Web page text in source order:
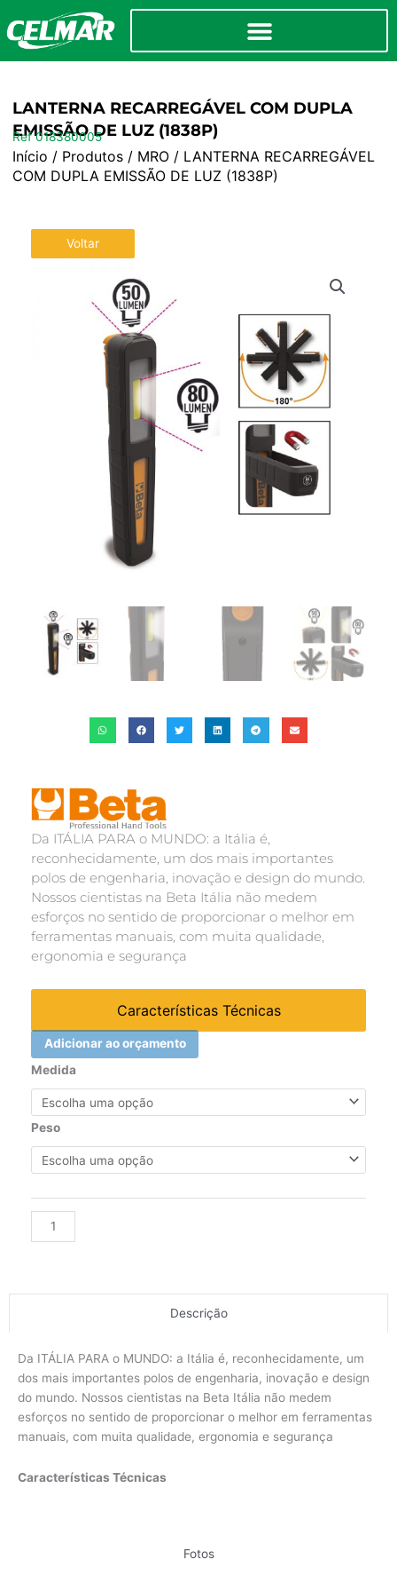
LANTERNA RECARREGÁVEL COM DUPLA
EMISSÃO DE LUZ (1838P)
Ref 018380005
Início / Produtos/ MRO/ LANTERNA RECARREGÁVEL
COM DUPLA EMISSÃO DE LUZ (1838P)
Voltar
Da ITÁLIA PARA o MUNDO: a Itália é,
reconhecidamente, um dos mais importantes
polos de engenharia, inovação e design do mundo.
Nossos cientistas na Beta Itália não medem
esforços no sentido de proporcionar o melhor em
ferramentas manuais, com muita qualidade,
ergonomia e segurança
Características Técnicas
Adicionar ao orçamento
Medida
Peso
LANTERNA
RECARREGÁVEL
COM
DUPLA
EMISSÃO
DE
quantidade
Descrição
Fotos
Da ITÁLIA PARA o MUNDO: a Itália é, reconhecidamente, um
dos mais importantes polos de engenharia, inovação e design
do mundo. Nossos cientistas na Beta Itália não medem
esforços no sentido de proporcionar o melhor em ferramentas
manuais, com muita qualidade, ergonomia e segurança
Características Técnicas